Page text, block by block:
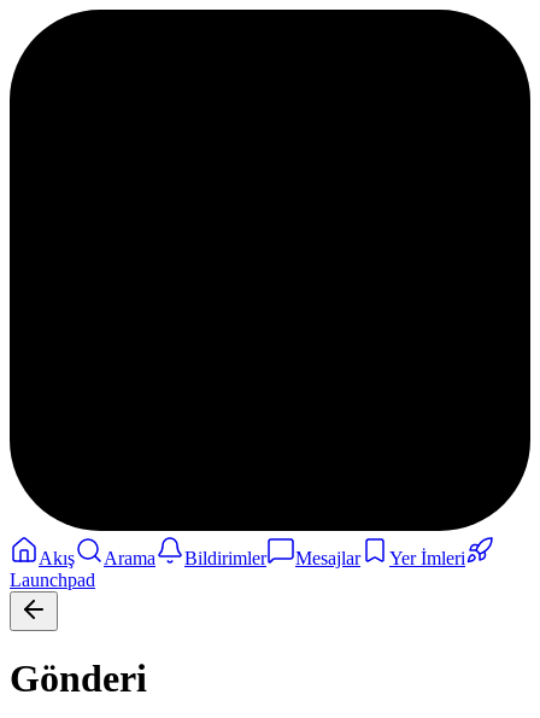
Akış Arama Bildirimler Mesajlar
Yer İmleri
Launchpad
Gönderi